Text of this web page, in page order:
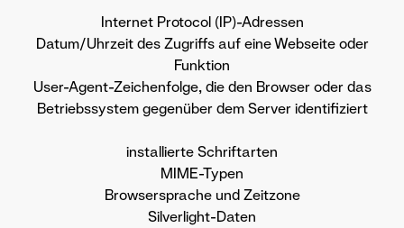
Internet Protocol (IP)-Adressen
Datum/Uhrzeit des Zugriffs auf eine Webseite oder
Funktion
User-Agent-Zeichenfolge, die den Browser oder das
Betriebssystem gegenüber dem Server identifiziert
installierte Schriftarten
MIME-Typen
Browsersprache und Zeitzone
Silverlight-Daten